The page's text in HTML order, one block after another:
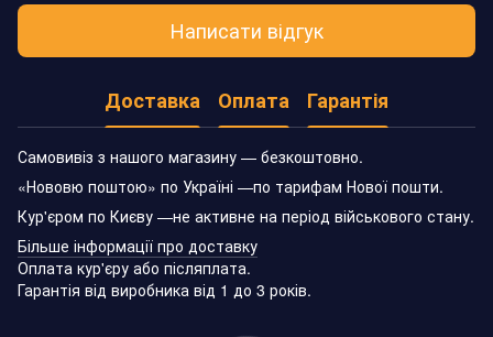
Написати відгук
Доставка Оплата Гарантія
Самовивіз з нашого магазину — безкоштовно.
«Нововю поштою» по Україні —по тарифам Нової пошти.
Кур'єром по Києву —не активне на період військового стану.
Більше інформації про доставку
Оплата кур'єру або післяплата.
Гарантія від виробника від 1 до 3 років.